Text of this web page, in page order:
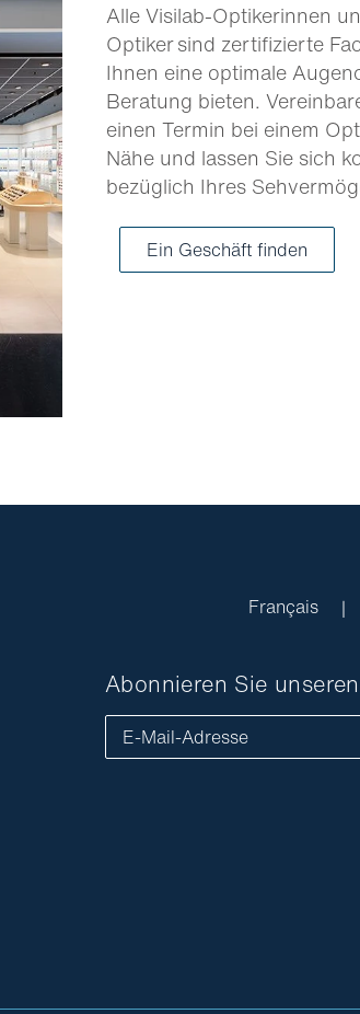
Alle Visilab-Optikerinnen
Optiker sind zertifizierte
Ihnen eine optimale
Beratung bieten.
einen Termin bei einem
Nähe und lassen Sie sich
bezüglich Ihres
Ein Geschäft finden
Français
Abonnieren Sie
E-Mail-Adresse